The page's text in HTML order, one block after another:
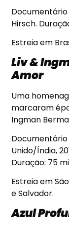
Hirsch.
Estreia em
Liv &
Amor
Uma
marcaram
Ingman
Unido/Índia,
Duração: 75
Estreia em
e Salvador.
Azul